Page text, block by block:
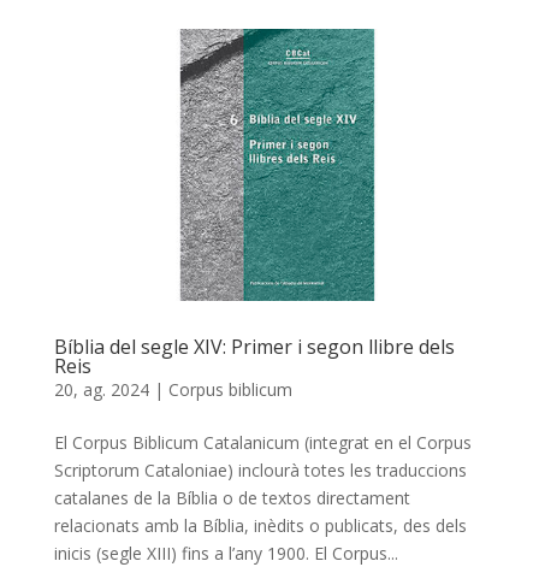
Bíblia del segle XIV: Primer i segon llibre dels
Reis
20, ag. 2024| Corpus biblicum
El Corpus Biblicum Catalanicum (integrat en el Corpus
Scriptorum Cataloniae) inclourà totes les traduccions
catalanes de la Bíblia o de textos directament
relacionats amb la Bíblia, inèdits o publicats, des dels
inicis (segle XIII) fins a l’any 1900. El Corpus...